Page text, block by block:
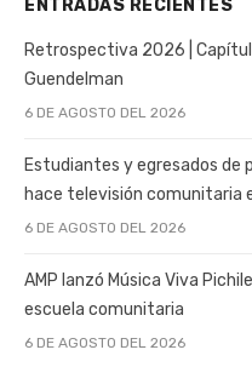
ENTRADAS RECIENTES
Retrospectiva 2026 |
Guendelman
6 DE AGOSTO DEL 2026
Estudiantes y egresados de
hace televisión comunitaria
6 DE AGOSTO DEL 2026
AMP lanzó Música Viva
escuela comunitaria
6 DE AGOSTO DEL 2026